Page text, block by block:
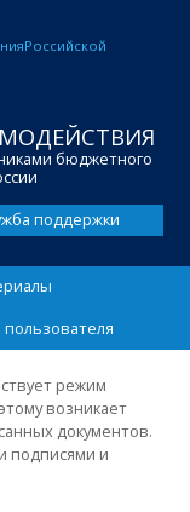
Российской
бюджетного
поддержки
режим
возникает
документов.
подписями и